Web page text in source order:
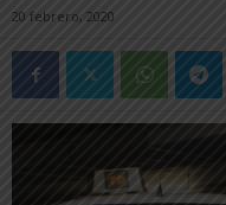
20 febrero, 2020